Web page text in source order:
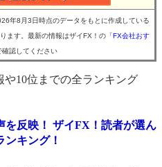
年8月3日時点のデータをもとに作成している
ます。最新の情報はザイFX！の 「FX会社おす
認してください
10位までの全ランキング
を反映！ ザイFX！読者が選ん
キング！